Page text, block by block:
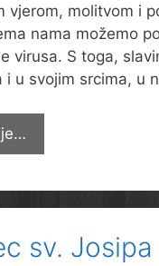
vjerom, molitvom i
nama možemo
virusa. S toga,
i u svojim srcima, u
sv. Josipa